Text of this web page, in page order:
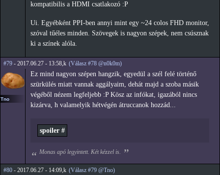
kompatibilis a HDMI csatlakozó :P
Ui. Egyébként PPI-ben annyi mint egy ~24 colos FHD monitor,
szóval tűéles minden. Szövegek is nagyon szépek, nem csúsznak
ki a színek alóla.
#79 - 2017.06.27 - 13:58,k (Válasz #78 @n0k0m)
Tno
Ez mind nagyon szépen hangzik, egyedül a szél felé történő
szürkülés miatt vannak aggályaim, dehát majd a szoba másik
végéből nézem legfeljebb :P Kösz az infókat, igazából nincs
kizárva, h valamelyik hétvégén átruccanok hozzád...
spoiler #
Monas apó legyintett. Két kézzel is.
#80 - 2017.06.27 - 14:09,k (Válasz #79 @Tno)